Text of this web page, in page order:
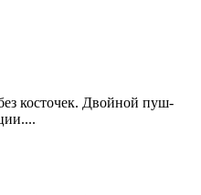
косточек. Двойной пуш-